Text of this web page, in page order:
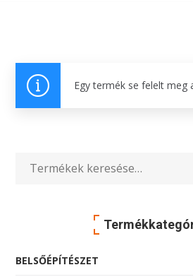
Egy termék se felelt meg
BELSŐÉPÍTÉSZET